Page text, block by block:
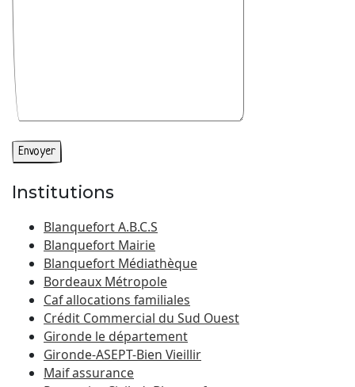
Institutions
Blanquefort A.B.C.S
Blanquefort Mairie
Blanquefort Médiathèque
Bordeaux Métropole
Caf allocations familiales
Crédit Commercial du Sud Ouest
Gironde le département
Gironde-ASEPT-Bien Vieillir
Maif assurance